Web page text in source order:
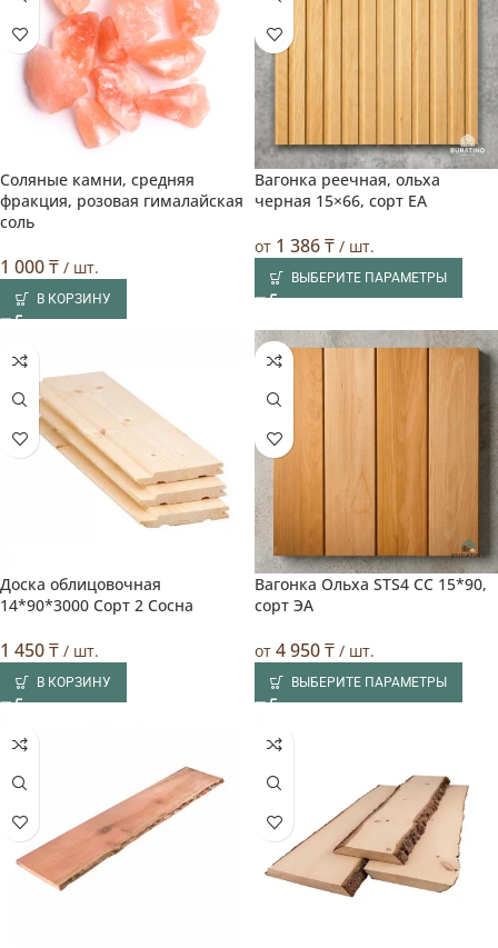
🔥 Лучшая цена
Соляные камни, средняя
фракция, розовая гималайская
соль
1 000₸ / шт.
В КОРЗИНУ
🔥 Лучшая цена
Вагонка реечная, ольха
черная 15×66, сорт EA
от 1 386₸ / шт.
ВЫБЕРИТЕ ПАРАМЕТРЫ
Выбор покупателя
🔥 Лучшая цена
Доска облицовочная
14*90*3000 Сорт 2 Сосна
1 450₸ / шт.
В КОРЗИНУ
🔥 Лучшая цена
Вагонка Ольха STS4 CC 15*90,
сорт ЭA
от 4 950₸ / шт.
ВЫБЕРИТЕ ПАРАМЕТРЫ